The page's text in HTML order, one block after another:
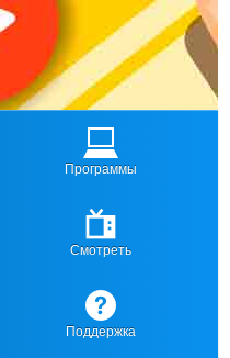
Программы
Смотреть
Поддержка